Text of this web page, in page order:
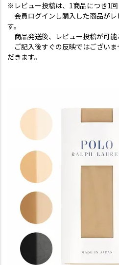
※レビュー投稿は、1商品につき1回
会員ログインし購入した商品が
す。
商品発送後、レビュー投稿が可能
ご記入後すぐの反映ではござい
だきます。